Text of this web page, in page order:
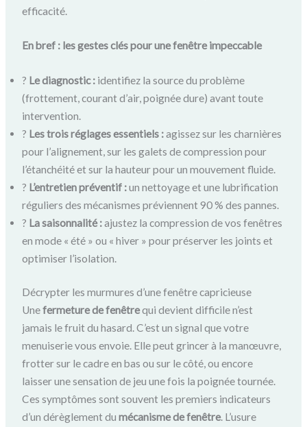
efficacité.
En bref : les gestes clés pour une fenêtre impeccable
? Le diagnostic : identifiez la source du problème
(frottement, courant d’air, poignée dure) avant toute
intervention.
? Les trois réglages essentiels :agissez sur les charnières
pour l’alignement, sur les galets de compression pour
l’étanchéité et sur la hauteur pour un mouvement fluide.
? L’entretien préventif :un nettoyage et une lubrification
réguliers des mécanismes préviennent 90 % des pannes.
? La saisonnalité :ajustez la compression de vos fenêtres
en mode « été » ou « hiver » pour préserver les joints et
optimiser l’isolation.
Décrypter les murmures d’une fenêtre capricieuse
Unefermeture de fenêtrequi devient difficile n’est
jamais le fruit du hasard. C’est un signal que votre
menuiserie vous envoie. Elle peut grincer à la manœuvre,
frotter sur le cadre en bas ou sur le côté, ou encore
laisser une sensation de jeu une fois la poignée tournée.
Ces symptômes sont souvent les premiers indicateurs
d’un dérèglement dumécanisme de fenêtre. L’usure